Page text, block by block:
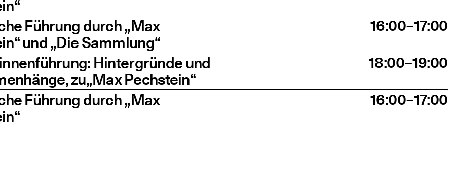
Füh­rung durch„Max
und„Die Sammlung“
16:00–17:00
Hin­ter­grün­de und
zu​„Max Pechstein“
18:00–19:00
Füh­rung durch„Max 16:00–17:00